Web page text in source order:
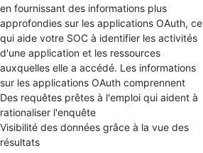
en fournissant des informations plus
approfondies sur les applications OAuth, ce
qui aide votre SOC à identifier les activités
d'une application et les ressources
auxquelles elle a accédé. Les informations
sur les applications OAuth comprennent
Des requêtes prêtes à l'emploi qui aident à
rationaliser l'enquête
Visibilité des données grâce à la vue des
résultats